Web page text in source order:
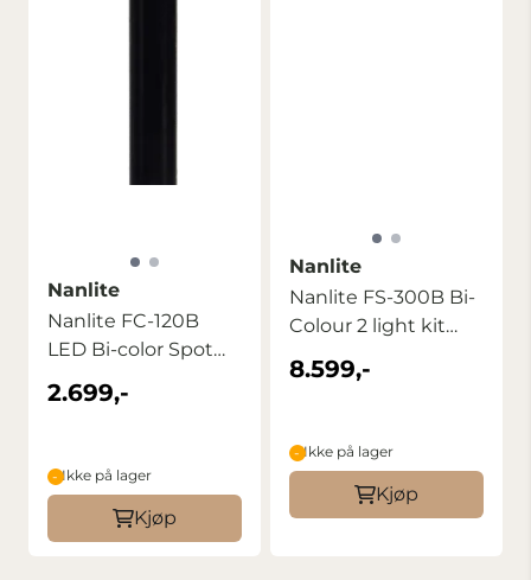
Nanlite
Nanlite FC-120B
LED Bi-color Spot
Light
2.699,-
Ikke på lager
Kjøp
Nanlite
Nanlite FS-300B Bi-
Colour 2 light kit
with stand
8.599,-
Ikke på lager
Kjøp